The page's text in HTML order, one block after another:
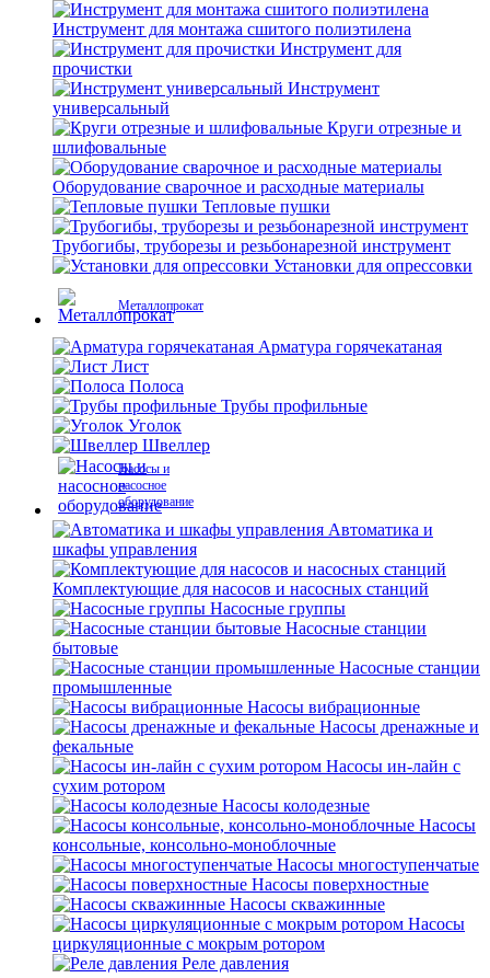
Инструмент для монтажа сшитого полиэтилена
Инструмент для
прочистки
Инструмент
универсальный
Круги отрезные и
шлифовальные
Оборудование сварочное и расходные материалы
Тепловые пушки
Трубогибы, труборезы и резьбонарезной инструмент
Установки для опрессовки
Металлопрокат
Арматура горячекатаная
Лист
Полоса
Трубы профильные
Уголок
Швеллер
Насосы и
насосное
оборудование
Автоматика и
шкафы управления
Комплектующие для насосов и насосных станций
Насосные группы
Насосные станции
бытовые
Насосные станции
промышленные
Насосы вибрационные
Насосы дренажные и
фекальные
Насосы ин-лайн с
сухим ротором
Насосы колодезные
Насосы
консольные, консольно-моноблочные
Насосы многоступенчатые
Насосы поверхностные
Насосы скважинные
Насосы
циркуляционные с мокрым ротором
Реле давления